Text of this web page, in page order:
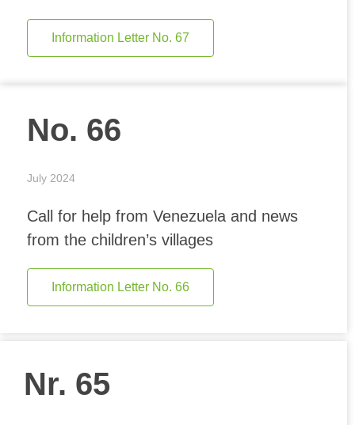
Information Letter No. 67
No. 66
July 2024
Call for help from Venezuela and news
from the children’s villages
Information Letter No. 66
Nr. 65